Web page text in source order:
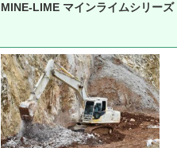
MINE-LIME マインライムシリーズ